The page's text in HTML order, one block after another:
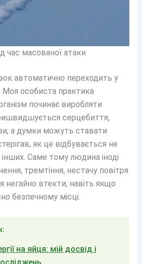
час масованої атаки
автоматично переходить у
особиста практика
починає виробляти
серцебиття,
а думки можуть ставати
як це відбувається не
інших. Саме тому людина іноді
тремтіння, нестачу повітря
негайно втекти, навіть якщо
безпечному місці.
на яйця: мій досвід і